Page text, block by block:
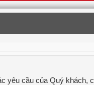
yêu cầu của Quý khách,